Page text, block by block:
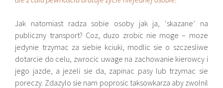
Jak natomiast radza sobie osoby jak ja, ‘skazane’ na
publiczny transport? Coz, duzo zrobic nie moge – moze
jedynie trzymac za siebie kciuki, modlic sie o szczesliwe
dotarcie do celu, zwrocic uwage na zachowanie kierowcy i
jego jazde, a jezeli sie da, zapinac pasy lub trzymac sie
poreczy. Zdazylo sie nam poprosic taksowkarza aby zwolnil